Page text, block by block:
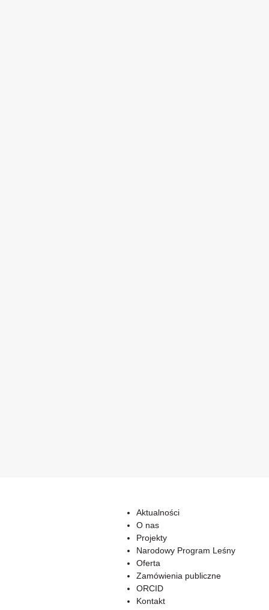
Aktualności
O nas
Projekty
Narodowy Program Leśny
Oferta
Zamówienia publiczne
ORCID
Kontakt